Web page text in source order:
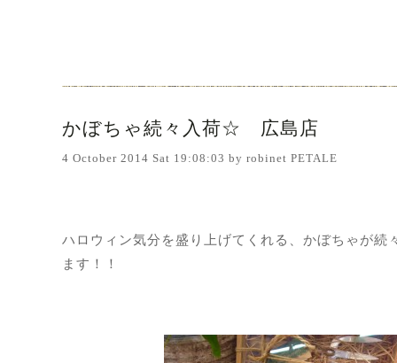
かぼちゃ続々入荷☆ 広島店
4 October 2014 Sat 19:08:03 by robinet PETALE
ハロウィン気分を盛り上げてくれる、かぼちゃが続
ます！！